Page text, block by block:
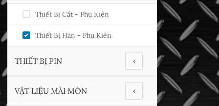
MÁY ĐÁNH BÓNG
MAKITA
MAXXT
TOTAL
Kuani
Thiết Bị Cắt - Phụ Kiện
Thiết Bị Hàn - Phụ Kiên
THIẾT BỊ PIN ‹
Dekton
VẬT LIỆU MÀI MÒN ‹